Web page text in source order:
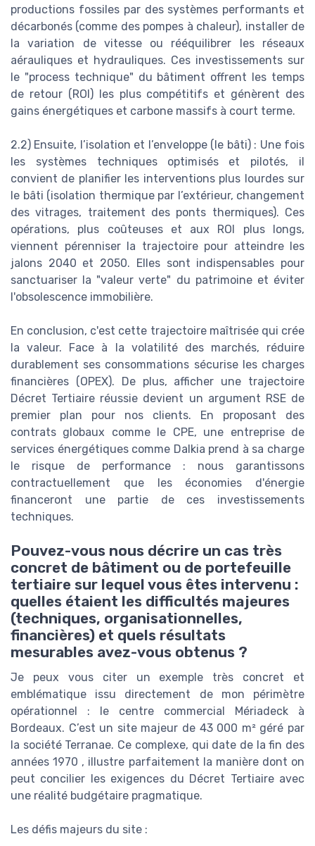
productions fossiles par des systèmes performants et
décarbonés (comme des pompes à chaleur), installer de
la variation de vitesse ou rééquilibrer les réseaux
aérauliques et hydrauliques. Ces investissements sur
le "process technique" du bâtiment offrent les temps
de retour (ROI) les plus compétitifs et génèrent des
gains énergétiques et carbone massifs à court terme.
2.2) Ensuite, l’isolation et l’enveloppe (le bâti) : Une fois
les systèmes techniques optimisés et pilotés, il
convient de planifier les interventions plus lourdes sur
le bâti (isolation thermique par l’extérieur, changement
des vitrages, traitement des ponts thermiques). Ces
opérations, plus coûteuses et aux ROI plus longs,
viennent pérenniser la trajectoire pour atteindre les
jalons 2040 et 2050. Elles sont indispensables pour
sanctuariser la "valeur verte" du patrimoine et éviter
l'obsolescence immobilière.
En conclusion, c'est cette trajectoire maîtrisée qui crée
la valeur. Face à la volatilité des marchés, réduire
durablement ses consommations sécurise les charges
financières (OPEX). De plus, afficher une trajectoire
Décret Tertiaire réussie devient un argument RSE de
premier plan pour nos clients. En proposant des
contrats globaux comme le CPE, une entreprise de
services énergétiques comme Dalkia prend à sa charge
le risque de performance : nous garantissons
contractuellement que les économies d'énergie
financeront une partie de ces investissements
techniques.
Pouvez-vous nous décrire un cas très
concret de bâtiment ou de portefeuille
tertiaire sur lequel vous êtes intervenu :
quelles étaient les difficultés majeures
(techniques, organisationnelles,
financières) et quels résultats
mesurables avez-vous obtenus ?
Je peux vous citer un exemple très concret et
emblématique issu directement de mon périmètre
opérationnel : le centre commercial Mériadeck à
Bordeaux. C’est un site majeur de 43 000 m² géré par
la société Terranae. Ce complexe, qui date de la fin des
années 1970 , illustre parfaitement la manière dont on
peut concilier les exigences du Décret Tertiaire avec
une réalité budgétaire pragmatique.
Les défis majeurs du site :